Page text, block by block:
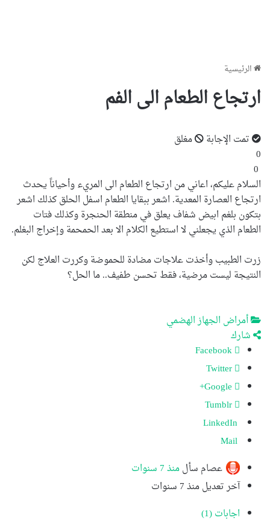
الرئيسية
ارتجاع الطعام الى الفم
تمت الإجابة
مغلق
0
0
السلام عليكم، اعاني من ارتجاع الطعام الى المريء وأحياناً يحدث
ارتجاع العصارة المعدية. اشعر ببقايا الطعام اسفل الحلق كذلك اشعر
بتكون بلغم ابيض شفاف يعلق في منطقة الحنجرة وكذلك فتات
الطعام الذي يجعلني لا استطيع الكلام الا بعد الحمحمة وإخراج البغلم.
زرت الطبيب وأخذت علاجات مضادة للحموضة وكررت العلاج لكن
النتيجة ليست مرضية، فقط تحسن طفيف.. ما الحل؟
أمراض الجهاز الهضمي
شارك
عصام سألمنذ 7 سنوات
آخر تعديل منذ 7 سنوات
اجابات (1)